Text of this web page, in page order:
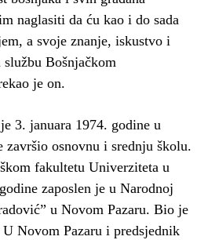
naglasiti da ću kao i do sada
a svoje znanje, iskustvo i
Bošnjačkom
je on.
3. januara 1974. godine u
završio osnovnu i srednju školu.
fakultetu Univerziteta u
zaposlen je u Narodnoj
u Novom Pazaru. Bio je
Novom Pazaru i predsjednik